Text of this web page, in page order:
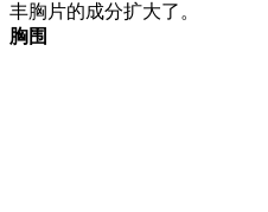
丰胸片的成分扩大了。
胸围